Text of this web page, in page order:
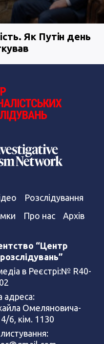
Як Путін день
Розслідування
Про нас Архів
“Центр
в Реєстрі:№ R40-
Омеляновича-
6, кім. 1130